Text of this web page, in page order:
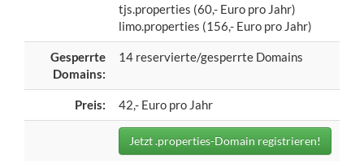
tjs.properties (60,- Euro pro Jahr)
limo.properties (156,- Euro pro Jahr)
Gesperrte
Domains:
14 reservierte/gesperrte Domains
Preis: 42,- Euro pro Jahr
Jetzt .properties-Domain registrieren!